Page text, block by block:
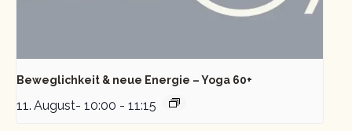
Beweglichkeit & neue Energie – Yoga 60+
11. August- 10:00 - 11:15